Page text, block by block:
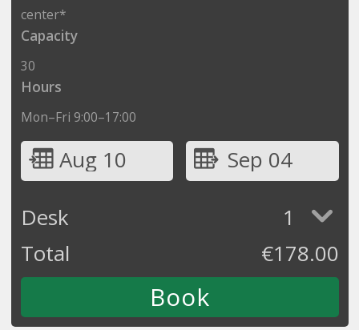
center*
Capacity
30
Hours
Mon–Fri 9:00–17:00
Aug 10
Sep 04
Desk
1
Total
€178.00